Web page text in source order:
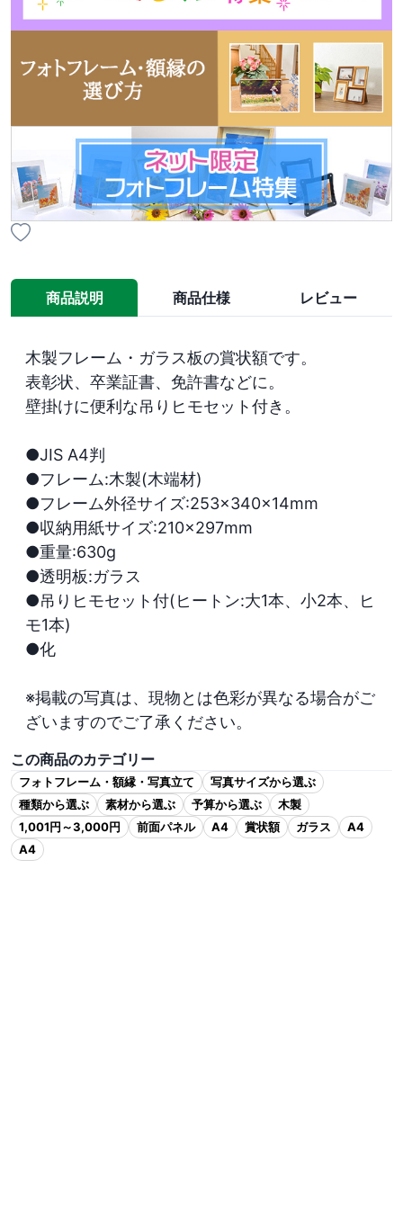
商品説明 商品仕様 レビュー
木製フレーム・ガラス板の賞状額です。
表彰状、卒業証書、免許書などに。
壁掛けに便利な吊りヒモセット付き。
●JIS A4判
●フレーム:木製(木端材)
●フレーム外径サイズ:253×340×14mm
●収納用紙サイズ:210×297mm
●重量:630g
●透明板:ガラス
●吊りヒモセット付(ヒートン:大1本、小2本、ヒ
モ1本)
●化
※掲載の写真は、現物とは色彩が異なる場合がご
ざいますのでご了承ください。
この商品のカテゴリー
フォトフレーム・額縁・写真立て
写真サイズから選ぶ
種類から選ぶ
素材から選ぶ 予算から選ぶ
木製
1,001円～3,000円
前面パネル A4 賞状額 ガラス
A4
A4